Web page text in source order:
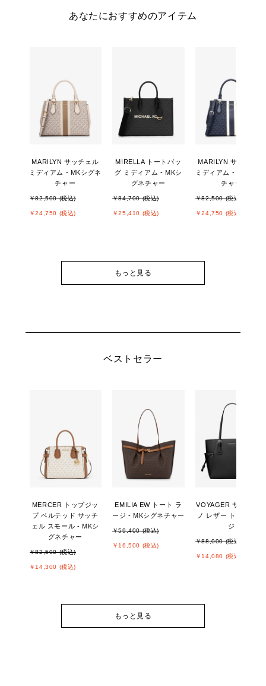
あなたにおすすめのアイテム
MARILYN サッチェル
ミディアム - MKシグネ
チャー
￥82,500 (税込)
￥24,750 (税込)
MIRELLA トートバッ
グ ミディアム - MKシ
グネチャー
￥84,700 (税込)
￥25,410 (税込)
MARILYN サッチェル
ミディアム - MKシグ
チャー
￥82,500 (税込)
￥24,750 (税込)
もっと見る
ベストセラー
MERCER トップジッ
プ ベルテッド サッチ
ェル スモール - MKシ
グネチャー
￥82,500 (税込)
￥14,300 (税込)
EMILIA EW トート ラ
ージ - MKシグネチャー
￥59,400 (税込)
￥16,500 (税込)
VOYAGER サフィア
ノ レザー トート ラー
ジ
￥88,000 (税込)
￥14,080 (税込)
もっと見る